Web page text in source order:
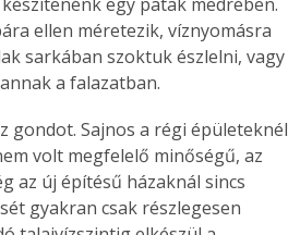
ellen méretezik, víznyomásra
sarkában szoktuk észlelni, vagy
a falazatban.
gondot. Sajnos a régi épületeknél
volt megfelelő minőségű, az
az új építésű házaknál sincs
gyakran csak részlegesen